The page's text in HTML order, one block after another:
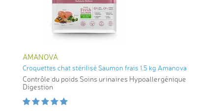
AMANOVA
Croquettes chat stérilisé Saumon frais 1.5 kg Amanova
Contrôle du poids Soins urinaires Hypoallergénique
Digestion